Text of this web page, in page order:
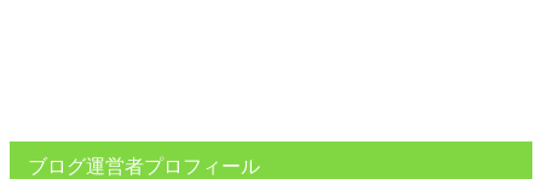
ブログ運営者プロフィール